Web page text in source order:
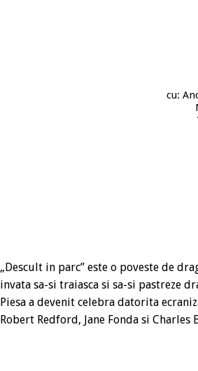
cu:
„Descult in parc” este o poveste de
invata sa-si traiasca si sa-si pastreze
Piesa a devenit celebra datorita
Robert Redford, Jane Fonda si Charles